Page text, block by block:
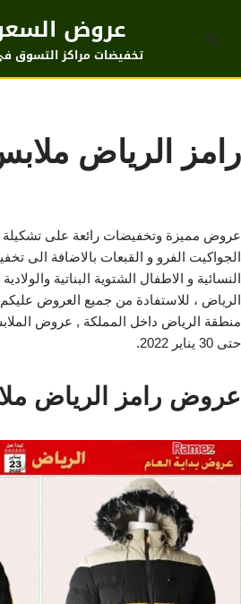
تخطى
عروض
تخفيضات مراكز التسوق
رامز الرياض
عروض مميزة وتخفيضات رائعة على تشكيلة
الجواكيت الفرو و القبعات بالاضافة الى
النسائية و الاطفال الشتوية البناتية
الرياض ، للاستفادة من جميع العروض
حتى 30 يناير 2022.
عروض رامز الرياض